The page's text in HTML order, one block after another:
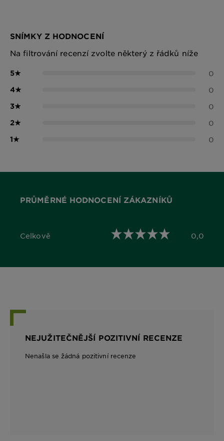
SNÍMKY Z HODNOCENÍ
Na filtrování recenzí zvolte některý z řádků níže
5★ 0
4★ 0
3★ 0
2★ 0
1★ 0
PRŮMĚRNÉ HODNOCENÍ ZÁKAZNÍKŮ
Celkově
0,0 out of 5 stars 0,0
NEJUŽITEČNĚJŠÍ POZITIVNÍ RECENZE
Nenašla se žádná pozitivní recenze